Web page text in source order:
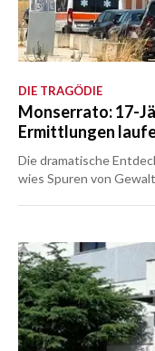
DIE TRAGÖDIE
Monserrato: 17-
Ermittlungen
Die dramatische
wies Spuren von